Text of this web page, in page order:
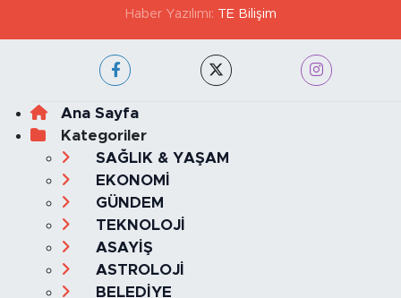
Haber Yazılımı: TE Bilişim
Ana Sayfa
Kategoriler
SAĞLIK & YAŞAM
EKONOMİ
GÜNDEM
TEKNOLOJİ
ASAYİŞ
ASTROLOJİ
BELEDİYE